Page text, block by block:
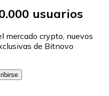
usuarios
mercado crypto, nuevos
de Bitnovo